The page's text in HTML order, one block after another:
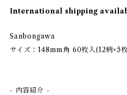
International shipping
Sanbongawa
サイズ：148mm角 60枚入(12柄×5
- 内容紹介 -